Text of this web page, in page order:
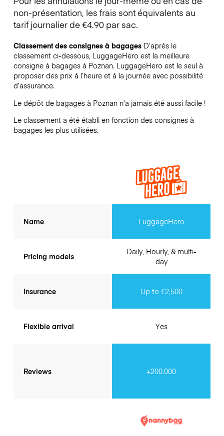
non-présentation, les frais sont équivalents au
tarif journalier de €4.90 par sac.
Classement des consignes à bagages D’après le
classement ci-dessous, LuggageHero est la meilleure
consigne à bagages à Poznan. LuggageHero est le seul à
proposer des prix à l’heure et à la journée avec possibilité
d’assurance.
Le dépôt de bagages à Poznann’a jamais été aussi facile !
Le classement a été établi en fonction des consignes à
bagages les plus utilisées.
Name
Pricing models
Insurance
Flexible arrival
Reviews
LuggageHero
Daily, Hourly, & multi-
day
Up to €2,500
Yes
+200.000